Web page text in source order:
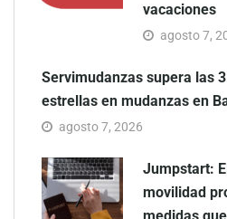
vacaciones
agosto 7,
Servimudanzas supera las
estrellas en mudanzas en
agosto 7, 2026
Jumpstart:
movilidad